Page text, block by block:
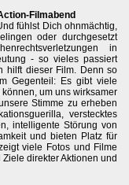
Filmabend
fühlst Dich ohnmächtig,
oder durchgesetzt
in
- so vieles passiert
hilft dieser Film. Denn so
Gegenteil: Es gibt viele
um uns wirksamer
Stimme zu erheben
verstecktes
intelligente Störung von
und bieten Platz für
viele Fotos und Filme
direkter Aktionen und